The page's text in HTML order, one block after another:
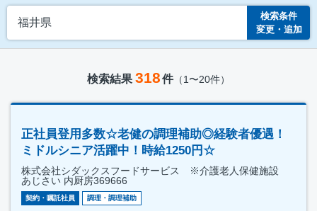
福井県
検索条件
変更・追加
検索結果 318件（1〜20件）
正社員登用多数☆老健の調理補助◎経験者優遇！
ミドルシニア活躍中！時給1250円☆
株式会社シダックスフードサービス ※介護老人保健施設
あじさい 内厨房369666
契約・嘱託社員 調理・調理補助